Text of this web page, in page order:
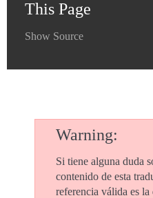
This Page
Show Source
Warning
Si tiene alguna duda
contenido de esta
referencia válida es